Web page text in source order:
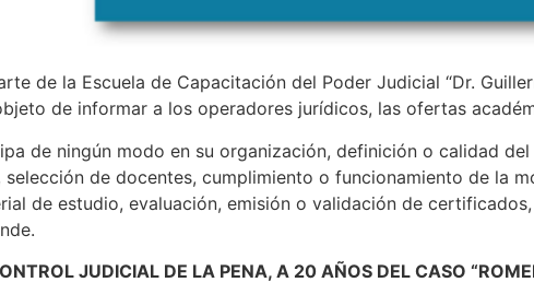
de la Escuela de Capacitación del Poder Judicial “Dr.
de informar a los operadores jurídicos, las ofertas
de ningún modo en su organización, definición o calidad
de docentes, cumplimiento o funcionamiento de la
de estudio, evaluación, emisión o validación de
JUDICIAL DE LA PENA, A 20 AÑOS DEL CASO